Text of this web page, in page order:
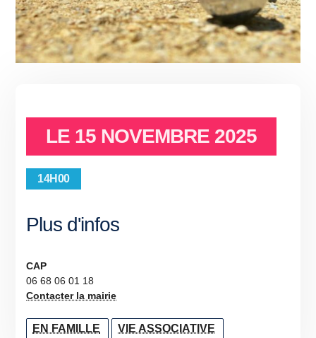
LE 15 NOVEMBRE 2025
14H00
Plus d'infos
CAP
06 68 06 01 18
Contacter la mairie
EN FAMILLE VIE ASSOCIATIVE